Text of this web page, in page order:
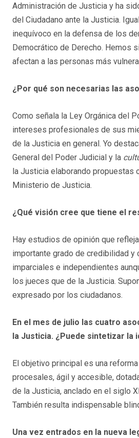
Administración de Justicia y ha
del Ciudadano ante la Justicia.
inequívoco en la defensa de los
Democrático de Derecho. Hemos
afectan a las personas más
¿Por qué son necesarias las
Como señala la Ley Orgánica del
intereses profesionales de sus
de la Justicia en general. Yo
General del Poder Judicial y la
la Justicia elaborando propuestas
Ministerio de Justicia.
¿Qué visión cree que tiene el
Hay estudios de opinión que
importante grado de credibilidad y
imparciales e independientes
los jueces que de la Justicia.
expresado por los ciudadanos.
En el mes de julio las cuatro
la Justicia. ¿Puede sintetizar la
El objetivo principal es una
procesales, ágil y accesible,
de la Justicia, anclado en el siglo
También resulta indispensable
Una vez entrados en la nueva